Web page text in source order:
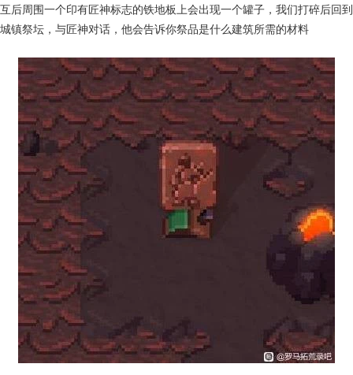
互后周围一个印有匠神标志的铁地板上会出现一个罐子，我们打碎后回到
城镇祭坛，与匠神对话，他会告诉你祭品是什么建筑所需的材料